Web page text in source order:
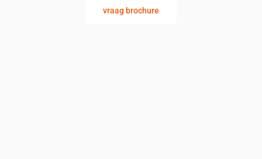
vraag brochure